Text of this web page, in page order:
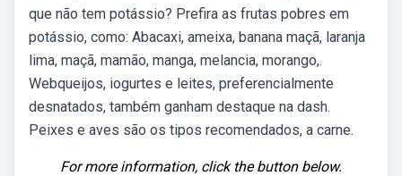
que não tem potássio? Prefira as frutas pobres em
potássio, como: Abacaxi, ameixa, banana maçã, laranja
lima, maçã, mamão, manga, melancia, morango,.
Webqueijos, iogurtes e leites, preferencialmente
desnatados, também ganham destaque na dash.
Peixes e aves são os tipos recomendados, a carne.
For more information, click the button below.